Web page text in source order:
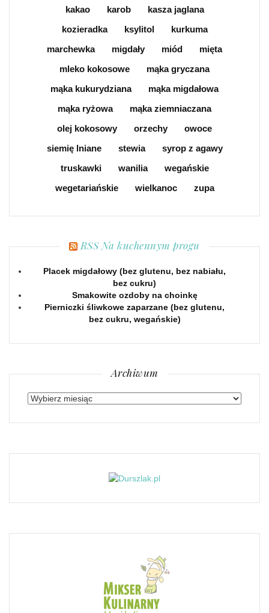
kakao
karob
kasza jaglana
kozieradka
ksylitol
kurkuma
marchewka
migdały miód
mięta
mleko kokosowe
mąka gryczana
mąka kukurydziana
mąka migdałowa
mąka ryżowa
mąka ziemniaczana
olej kokosowy
orzechy
owoce
siemię lniane
stewia
syrop z agawy
truskawki
wanilia
wegańskie
wegetariańskie
wielkanoc zupa
RSS Na kuchennym progu
Placek migdałowy (bez glutenu, bez nabiału,
bez cukru)
Smakowite ozdoby na choinkę
Pierniczki śliwkowe zaparzane (bez glutenu,
bez cukru, wegańskie)
Archiwum
Archiwum